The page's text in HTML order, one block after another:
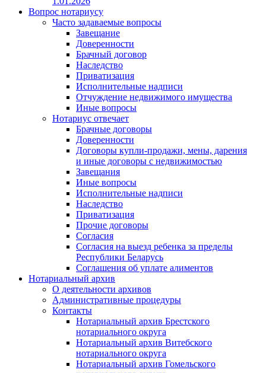
Вопрос нотариусу
Часто задаваемые вопросы
Завещание
Доверенности
Брачный договор
Наследство
Приватизация
Исполнительные надписи
Отчуждение недвижимого имущества
Иные вопросы
Нотариус отвечает
Брачные договоры
Доверенности
Договоры купли-продажи, мены, дарения
и иные договоры с недвижимостью
Завещания
Иные вопросы
Исполнительные надписи
Наследство
Приватизация
Прочие договоры
Согласия
Согласия на выезд ребенка за пределы
Республики Беларусь
Соглашения об уплате алиментов
Нотариальный архив
О деятельности архивов
Административные процедуры
Контакты
Нотариальный архив Брестского
нотариального округа
Нотариальный архив Витебского
нотариального округа
Нотариальный архив Гомельского